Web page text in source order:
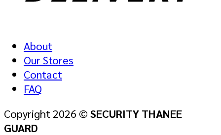
About
Our Stores
Contact
FAQ
Copyright 2026 © SECURITY THANEE
GUARD